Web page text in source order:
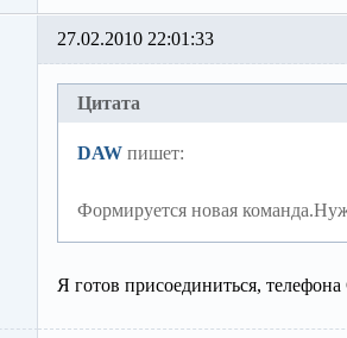
27.02.2010 22:01:33
Цитата
DAW пишет:
Формируется новая
Я готов присоединиться,